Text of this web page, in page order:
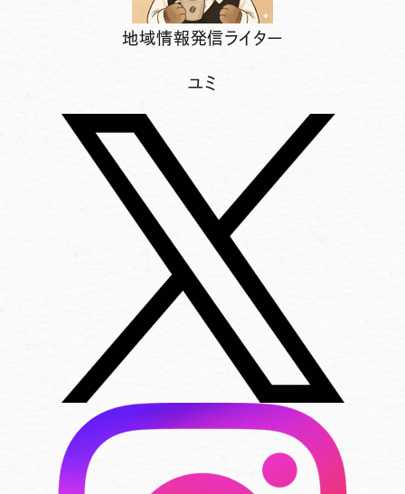
地域情報発信ライター
ユミ